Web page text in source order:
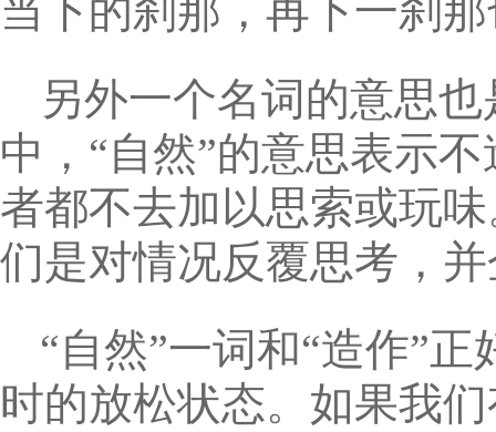
当下的刹那，再下一刹
另外一个名词的意思
中，“自然”的意思表示
者都不去加以思索或玩
们是对情况反覆思考，
“自然”一词和“造作”
时的放松状态。如果我